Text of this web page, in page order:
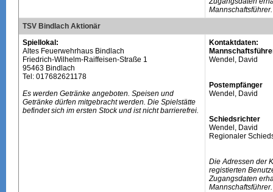
Mannschaftsführer.
TSV Bindlach Aktionär
Spiellokal:
Altes Feuerwehrhaus Bindlach
Friedrich-Wilhelm-Raiffeisen-Straße 1
95463 Bindlach
Tel: 017682621178
Es werden Getränke angeboten. Speisen und
Getränke dürfen mitgebracht werden. Die Spielstätte
befindet sich im ersten Stock und ist nicht barrierefrei.
Kontaktdaten:
Wendel, David
Postempfänger
Wendel, David
Schiedsrichter
Wendel, David
Regionaler
Die Adressen der
registierten
Zugangsdaten
Mannschaftsführer.